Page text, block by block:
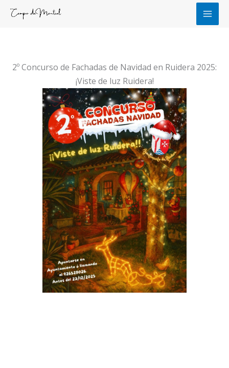
2º Concurso de Fachadas de Navidad en Ruidera 2025:
¡Viste de luz Ruidera!